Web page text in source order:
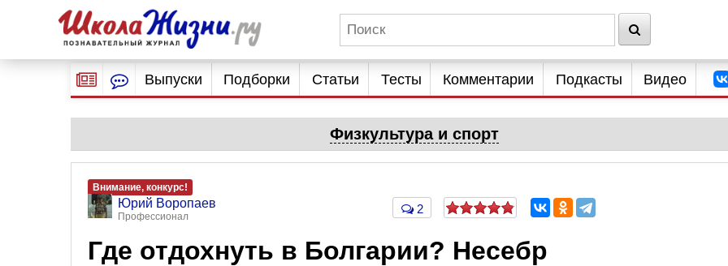
Выпуски Подборки Статьи Тесты Комментарии Подкасты Видео
Физкультура и спорт
Внимание, конкурс!
Юрий Воропаев
Профессионал
2
Где отдохнуть в Болгарии? Несебр